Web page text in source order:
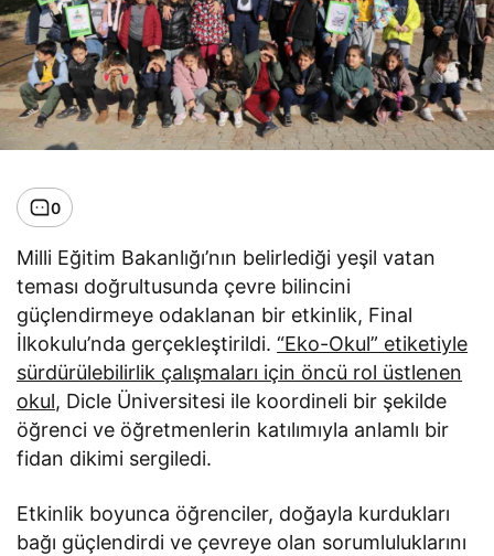
0
Milli Eğitim Bakanlığı’nın belirlediği yeşil vatan
teması doğrultusunda çevre bilincini
güçlendirmeye odaklanan bir etkinlik, Final
İlkokulu’nda gerçekleştirildi.“Eko-Okul” etiketiyle
sürdürülebilirlik çalışmaları için öncü rol üstlenen
okul, Dicle Üniversitesi ile koordineli bir şekilde
öğrenci ve öğretmenlerin katılımıyla anlamlı bir
fidan dikimi sergiledi.
Etkinlik boyunca öğrenciler, doğayla kurdukları
bağı güçlendirdi ve çevreye olan sorumluluklarını